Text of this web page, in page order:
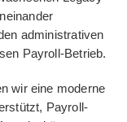
administrativen
Payroll-Betrieb.
wir eine moderne
Payroll-